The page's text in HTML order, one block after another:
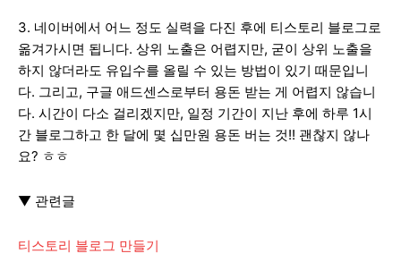
3. 네이버에서 어느 정도 실력을 다진 후에 티스토리 블로그로
옮겨가시면 됩니다. 상위 노출은 어렵지만, 굳이 상위 노출을
하지 않더라도 유입수를 올릴 수 있는 방법이 있기 때문입니
다. 그리고, 구글 애드센스로부터 용돈 받는 게 어렵지 않습니
다. 시간이 다소 걸리겠지만, 일정 기간이 지난 후에 하루 1시
간 블로그하고 한 달에 몇 십만원 용돈 버는 것!! 괜찮지 않나
요? ㅎㅎ
▼ 관련글
티스토리 블로그 만들기